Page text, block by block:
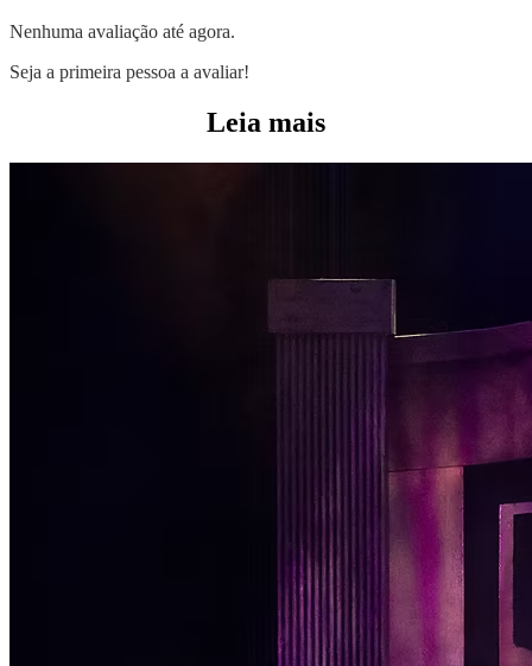
Nenhuma avaliação até agora.
Seja a primeira pessoa a avaliar!
Leia mais